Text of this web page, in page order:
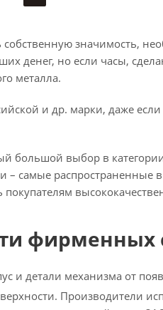
значимость,
денег, но если часы,
металла.
и др. марки, даже если
большой выбор в
самые распространенные
фирменных
и детали механизма от
Производители